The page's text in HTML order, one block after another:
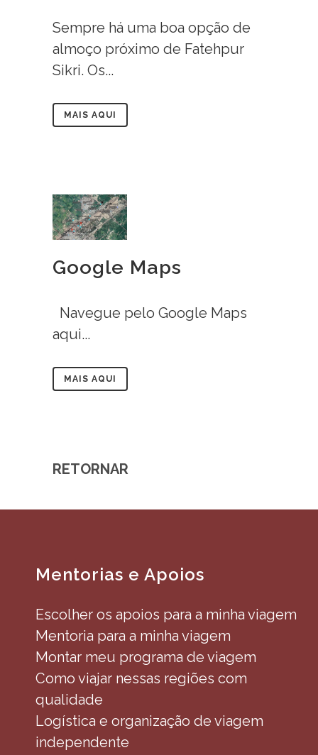
Sempre há uma boa opção de
almoço próximo de Fatehpur
Sikri. Os...
MAIS AQUI
Google Maps
Navegue pelo Google Maps
aqui...
MAIS AQUI
RETORNAR
Mentorias e Apoios
Escolher os apoios para a minha viagem
Mentoria para a minha viagem
Montar meu programa de viagem
Como viajar nessas regiões com
qualidade
Logística e organização de viagem
independente